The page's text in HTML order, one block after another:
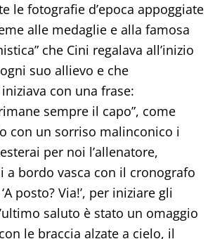
le fotografie d’epoca appoggiate
alle medaglie e alla famosa
che Cini regalava all’inizio
suo allievo e che
con una frase:
sempre il capo”, come
con un sorriso malinconico i
per noi l’allenatore,
a bordo vasca con il cronografo
posto? Via!’, per iniziare gli
saluto è stato un omaggio
le braccia alzate a cielo, il